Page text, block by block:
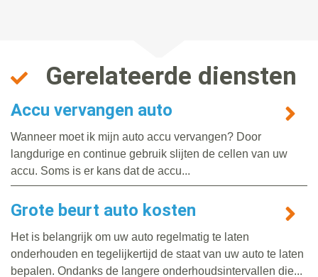
Gerelateerde diensten
Accu vervangen auto
Wanneer moet ik mijn auto accu vervangen? Door
langdurige en continue gebruik slijten de cellen van uw
accu. Soms is er kans dat de accu...
Grote beurt auto kosten
Het is belangrijk om uw auto regelmatig te laten
onderhouden en tegelijkertijd de staat van uw auto te laten
bepalen. Ondanks de langere onderhoudsintervallen die...